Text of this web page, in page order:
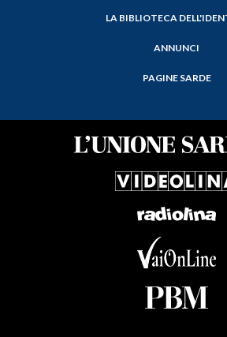
LA BIBLIOTECA
ANNUNCI
PAGINE SARDE